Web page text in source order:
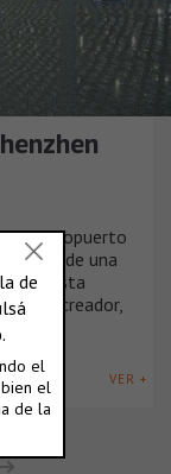
del Aeropuerto
de una
hasta
su creador,
VER +